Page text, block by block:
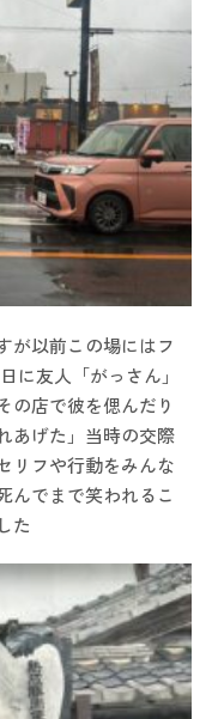
が以前この場にはフ
に友人「がっさん」
の店で彼を偲んだり
あげた」当時の交際
リフや行動をみんな
んでまで笑われるこ
た